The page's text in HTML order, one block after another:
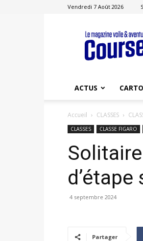
Vendredi 7 Août 2026
ACTUS
Accueil CLASSES
CLASSES CLASSE FIGARO
4 septembre 2024
Partager